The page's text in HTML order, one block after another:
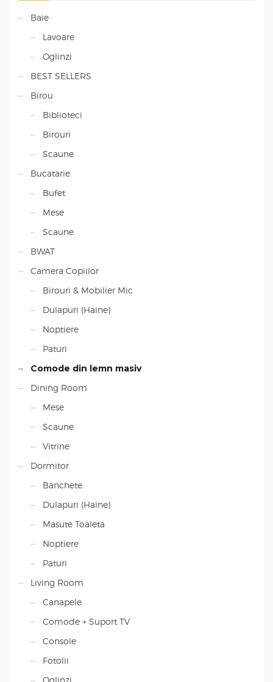
Baie
Lavoare
Oglinzi
BEST SELLERS
Birou
Biblioteci
Birouri
Scaune
Bucatarie
Bufet
Mese
Scaune
BWAT
Camera Copiilor
Birouri & Mobilier Mic
Dulapuri (Haine)
Noptiere
Paturi
Comode din lemn masiv
Dining Room
Mese
Scaune
Vitrine
Dormitor
Banchete
Dulapuri (Haine)
Masute Toaleta
Noptiere
Paturi
Living Room
Canapele
Comode + Suport TV
Console
Fotolii